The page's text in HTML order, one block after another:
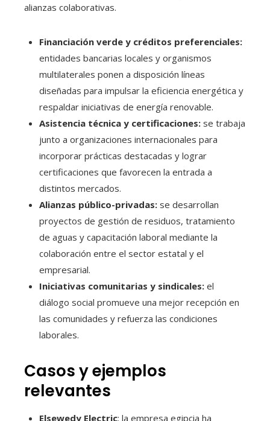
alianzas colaborativas.
Financiación verde y créditos preferenciales:
entidades bancarias locales y organismos
multilaterales ponen a disposición líneas
diseñadas para impulsar la eficiencia energética y
respaldar iniciativas de energía renovable.
Asistencia técnica y certificaciones: se trabaja
junto a organizaciones internacionales para
incorporar prácticas destacadas y lograr
certificaciones que favorecen la entrada a
distintos mercados.
Alianzas público-privadas: se desarrollan
proyectos de gestión de residuos, tratamiento
de aguas y capacitación laboral mediante la
colaboración entre el sector estatal y el
empresarial.
Iniciativas comunitarias y sindicales: el
diálogo social promueve una mejor recepción en
las comunidades y refuerza las condiciones
laborales.
Casos y ejemplos
relevantes
Elsewedy Electric: la empresa egipcia ha